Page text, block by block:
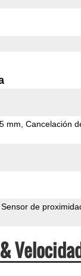
mm Cancelación
Sensor de